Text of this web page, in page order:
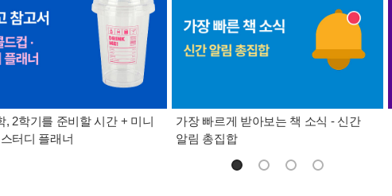
, 2학기를 준비할 시간 + 미니
터디 플래너
가장 빠르게 받아보는 책 소식 - 신간
알림 총집합